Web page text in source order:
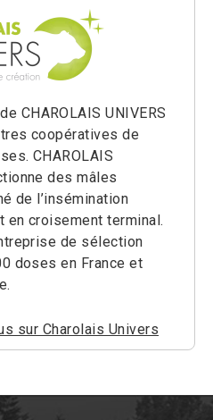
CHAROLAIS UNIVERS
coopératives de
CHAROLAIS
des mâles
de l’insémination
en croisement terminal.
de sélection
doses en France et
sur Charolais Univers